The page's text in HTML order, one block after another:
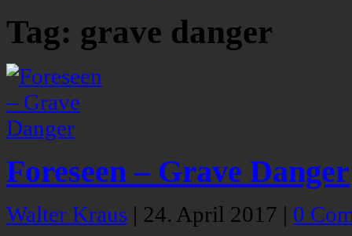
Tag: grave danger
Foreseen – Grave Danger
Walter Kraus | 24. April 2017 | 0